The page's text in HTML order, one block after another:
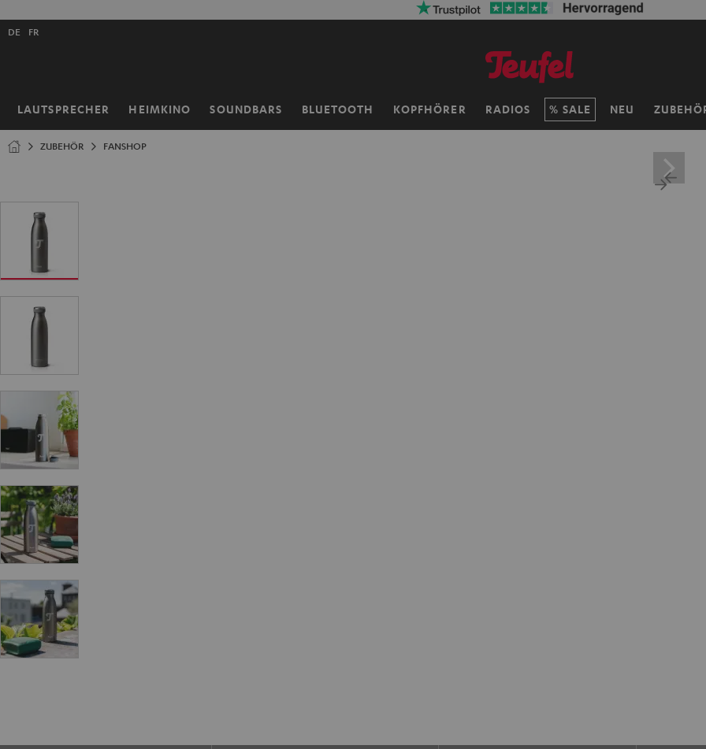
LAUTSPRECHER HEIMKINO SOUNDBARS BLUETOOTH KOPFHÖRER RADIOS SALE NEU
Shopsprache
DE FR
Startseite
ZUBEHÖR FANSHOP